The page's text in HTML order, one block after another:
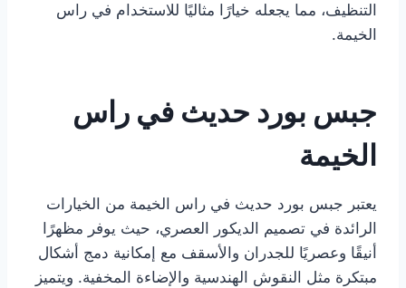
التنظيف، مما يجعله خيارًا مثاليًا للاستخدام في راس
الخيمة.
جبس بورد حديث في راس
الخيمة
يعتبر جبس بورد حديث في راس الخيمة من الخيارات
الرائدة في تصميم الديكور العصري، حيث يوفر مظهرًا
أنيقًا وعصريًا للجدران والأسقف مع إمكانية دمج أشكال
مبتكرة مثل النقوش الهندسية والإضاءة المخفية. ويتميز